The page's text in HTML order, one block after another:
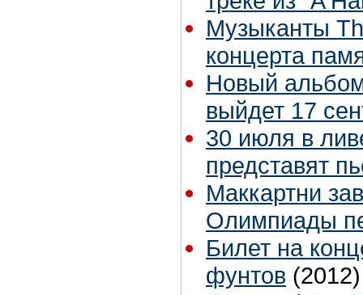
Музыканты
концерта
Новый
выйдет 17
30 июля в
представят
Маккартни
Олимпиады
Билет на
фунтов (2012)